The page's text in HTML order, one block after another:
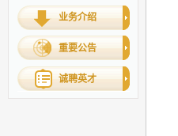
业务介绍
重要公告
诚聘英才